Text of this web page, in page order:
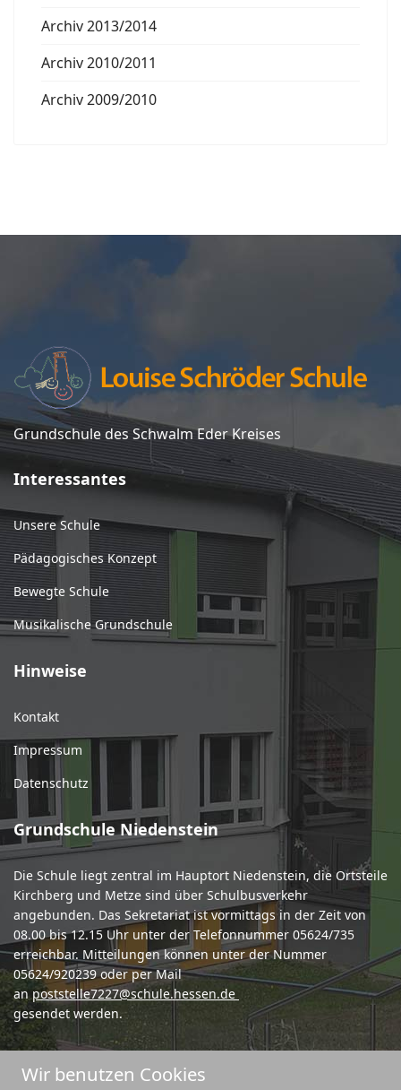
Archiv 2013/2014
Archiv 2010/2011
Archiv 2009/2010
Grundschule des Schwalm Eder Kreises
Interessantes
Unsere Schule
Pädagogisches Konzept
Bewegte Schule
Musikalische Grundschule
Hinweise
Kontakt
Impressum
Datenschutz
Grundschule Niedenstein
Die Schule liegt zentral im Hauptort Niedenstein, die Ortsteile
Kirchberg und Metze sind über Schulbusverkehr
angebunden. Das Sekretariat ist vormittags in der Zeit von
08.00 bis 12.15 Uhr unter der Telefonnummer 05624/735
erreichbar. Mitteilungen können unter der Nummer
05624/920239 oder per Mail
anpoststelle7227@schule.hessen.de
gesendet werden.
Wir benutzen Cookies